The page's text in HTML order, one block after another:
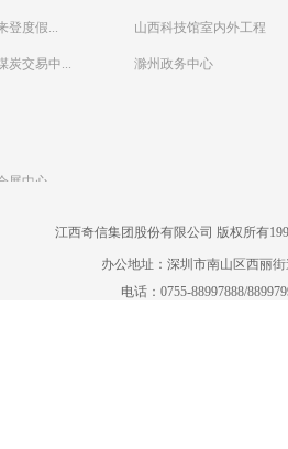
登度假...
炭交易中...
展中心
山西科技馆室内外工程
滁州政务中心
江西奇信集团股份有限公司 版权所有
办公地址：深圳市南山区西丽
电话：0755-88997888/